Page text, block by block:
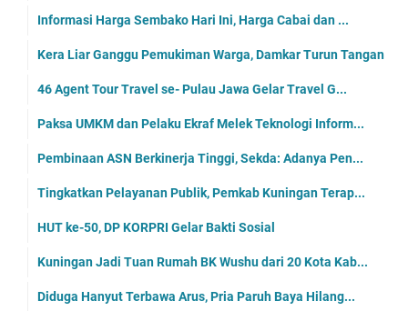
Informasi Harga Sembako Hari Ini, Harga Cabai dan ...
Kera Liar Ganggu Pemukiman Warga, Damkar Turun Tangan
46 Agent Tour Travel se- Pulau Jawa Gelar Travel G...
Paksa UMKM dan Pelaku Ekraf Melek Teknologi Inform...
Pembinaan ASN Berkinerja Tinggi, Sekda: Adanya Pen...
Tingkatkan Pelayanan Publik, Pemkab Kuningan Terap...
HUT ke-50, DP KORPRI Gelar Bakti Sosial
Kuningan Jadi Tuan Rumah BK Wushu dari 20 Kota Kab...
Diduga Hanyut Terbawa Arus, Pria Paruh Baya Hilang...